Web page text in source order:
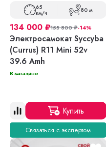
65
км/ч 80 м
134 000 ₽155 800₽-14%
Электросамокат Syccyba
(Currus) R11 Mini 52v
39.6 Amh
В магазине
Купить
Связаться с экспертом